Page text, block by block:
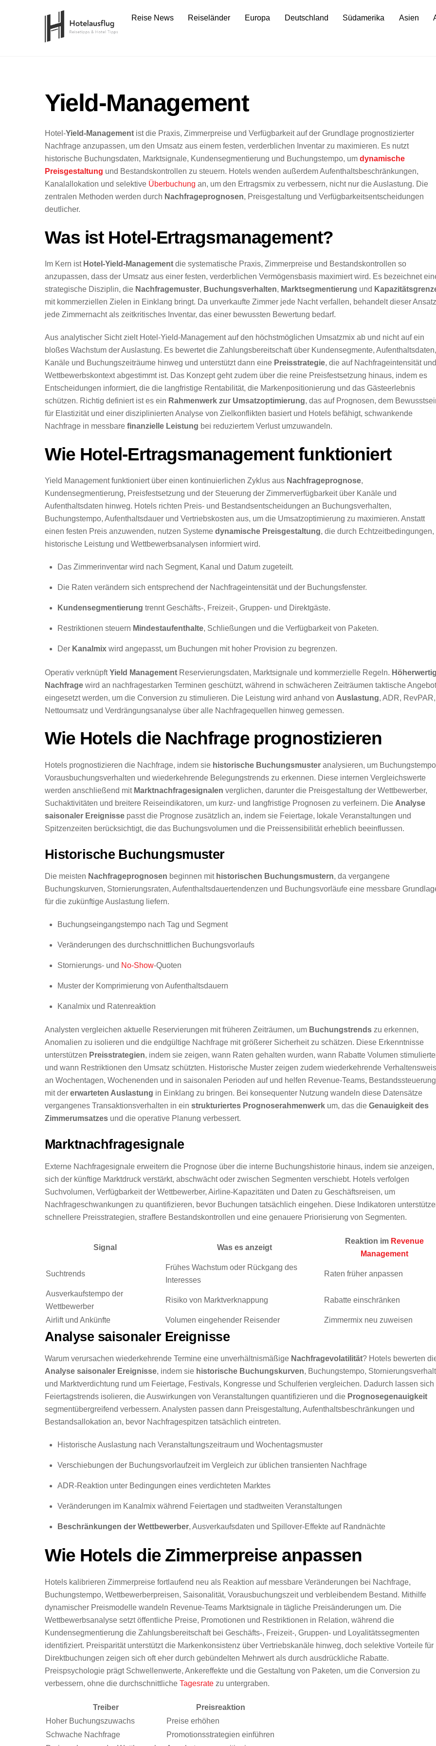
Reise News Reiseländer Europa Deutschland Südamerika Asien
Yield-Management
Hotel-Yield-Management ist die Praxis, Zimmerpreise und Verfügbarkeit auf der Grundlage prognostizierter
Nachfrage anzupassen, um den Umsatz aus einem festen, verderblichen Inventar zu maximieren. Es nutzt
historische Buchungsdaten, Marktsignale, Kundensegmentierung und Buchungstempo, um dynamische
Preisgestaltung und Bestandskontrollen zu steuern. Hotels wenden außerdem Aufenthaltsbeschränkungen,
Kanalallokation und selektive Überbuchung an, um den Ertragsmix zu verbessern, nicht nur die Auslastung. Die
zentralen Methoden werden durch Nachfrageprognosen, Preisgestaltung und Verfügbarkeitsentscheidungen
deutlicher.
Was ist Hotel-Ertragsmanagement?
Im Kern ist Hotel-Yield-Management die systematische Praxis, Zimmerpreise und Bestandskontrollen so
anzupassen, dass der Umsatz aus einer festen, verderblichen Vermögensbasis maximiert wird. Es bezeichnet
strategische Disziplin, die Nachfragemuster, Buchungsverhalten, Marktsegmentierung und
mit kommerziellen Zielen in Einklang bringt. Da unverkaufte Zimmer jede Nacht verfallen, behandelt dieser Ansatz
jede Zimmernacht als zeitkritisches Inventar, das einer bewussten Bewertung bedarf.
Aus analytischer Sicht zielt Hotel-Yield-Management auf den höchstmöglichen Umsatzmix ab und nicht auf ein
bloßes Wachstum der Auslastung. Es bewertet die Zahlungsbereitschaft über Kundensegmente, Aufenthaltsdaten,
Kanäle und Buchungszeiträume hinweg und unterstützt dann eine Preisstrategie, die auf Nachfrageintensität und
Wettbewerbskontext abgestimmt ist. Das Konzept geht zudem über die reine Preisfestsetzung hinaus, indem es
Entscheidungen informiert, die die langfristige Rentabilität, die Markenpositionierung und das Gästeerlebnis
schützen. Richtig definiert ist es ein Rahmenwerk zur Umsatzoptimierung, das auf Prognosen, dem
für Elastizität und einer disziplinierten Analyse von Zielkonflikten basiert und Hotels befähigt, schwankende
Nachfrage in messbare finanzielle Leistung bei reduziertem Verlust umzuwandeln.
Wie Hotel-Ertragsmanagement funktioniert
Yield Management funktioniert über einen kontinuierlichen Zyklus aus Nachfrageprognose,
Kundensegmentierung, Preisfestsetzung und der Steuerung der Zimmerverfügbarkeit über Kanäle und
Aufenthaltsdaten hinweg. Hotels richten Preis- und Bestandsentscheidungen an Buchungsverhalten,
Buchungstempo, Aufenthaltsdauer und Vertriebskosten aus, um die Umsatzoptimierung zu maximieren. Anstatt
einen festen Preis anzuwenden, nutzen Systeme dynamische Preisgestaltung, die durch Echtzeitbedingungen,
historische Leistung und Wettbewerbsanalysen informiert wird.
Das Zimmerinventar wird nach Segment, Kanal und Datum zugeteilt.
Die Raten verändern sich entsprechend der Nachfrageintensität und der Buchungsfenster.
Kundensegmentierung trennt Geschäfts-, Freizeit-, Gruppen- und Direktgäste.
Restriktionen steuern Mindestaufenthalte, Schließungen und die Verfügbarkeit von Paketen.
Der Kanalmixwird angepasst, um Buchungen mit hoher Provision zu begrenzen.
Operativ verknüpftYield Management Reservierungsdaten, Marktsignale und kommerzielle Regeln.
Nachfrage wird an nachfragestarken Terminen geschützt, während in schwächeren Zeiträumen taktische
eingesetzt werden, um die Conversion zu stimulieren. Die Leistung wird anhand von Auslastung, ADR, RevPAR,
Nettoumsatz und Verdrängungsanalyse über alle Nachfragequellen hinweg gemessen.
Wie Hotels die Nachfrage prognostizieren
Hotels prognostizieren die Nachfrage, indem sie historische Buchungsmuster analysieren, um
Vorausbuchungsverhalten und wiederkehrende Belegungstrends zu erkennen. Diese internen Vergleichswerte
werden anschließend mit Marktnachfragesignalen verglichen, darunter die Preisgestaltung der Wettbewerber,
Suchaktivitäten und breitere Reiseindikatoren, um kurz- und langfristige Prognosen zu verfeinern. Die Analyse
saisonaler Ereignisse passt die Prognose zusätzlich an, indem sie Feiertage, lokale Veranstaltungen und
Spitzenzeiten berücksichtigt, die das Buchungsvolumen und die Preissensibilität erheblich beeinflussen.
Historische Buchungsmuster
Die meisten Nachfrageprognosen beginnen mit historischen Buchungsmustern, da vergangene
Buchungskurven, Stornierungsraten, Aufenthaltsdauertendenzen und Buchungsvorläufe eine messbare
für die zukünftige Auslastung liefern.
Buchungseingangstempo nach Tag und Segment
Veränderungen des durchschnittlichen Buchungsvorlaufs
Stornierungs- und No-Show-Quoten
Muster der Komprimierung von Aufenthaltsdauern
Kanalmix und Ratenreaktion
Analysten vergleichen aktuelle Reservierungen mit früheren Zeiträumen, um Buchungstrends zu erkennen,
Anomalien zu isolieren und die endgültige Nachfrage mit größerer Sicherheit zu schätzen. Diese Erkenntnisse
unterstützen Preisstrategien, indem sie zeigen, wann Raten gehalten wurden, wann Rabatte Volumen
und wann Restriktionen den Umsatz schützten. Historische Muster zeigen zudem wiederkehrende
an Wochentagen, Wochenenden und in saisonalen Perioden auf und helfen Revenue-Teams,
mit der erwarteten Auslastung in Einklang zu bringen. Bei konsequenter Nutzung wandeln diese Datensätze
vergangenes Transaktionsverhalten in ein strukturiertes Prognoserahmenwerk um, das die Genauigkeit des
Zimmerumsatzes und die operative Planung verbessert.
Marktnachfragesignale
Externe Nachfragesignale erweitern die Prognose über die interne Buchungshistorie hinaus, indem sie anzeigen,
sich der künftige Marktdruck verstärkt, abschwächt oder zwischen Segmenten verschiebt. Hotels verfolgen
Suchvolumen, Verfügbarkeit der Wettbewerber, Airline-Kapazitäten und Daten zu Geschäftsreisen, um
Nachfrageschwankungen zu quantifizieren, bevor Buchungen tatsächlich eingehen. Diese Indikatoren
schnellere Preisstrategien, straffere Bestandskontrollen und eine genauere Priorisierung von Segmenten.
Signal Was es anzeigt
Reaktion im Revenue
Management
Suchtrends
Frühes Wachstum oder Rückgang des
Interesses
Raten früher anpassen
Ausverkaufstempo der
Wettbewerber
Risiko von Marktverknappung Rabatte einschränken
Airlift und Ankünfte Volumen eingehender Reisender Zimmermix neu zuweisen
Analyse saisonaler Ereignisse
Warum verursachen wiederkehrende Termine eine unverhältnismäßige Nachfragevolatilität? Hotels bewerten
Analyse saisonaler Ereignisse, indem sie historische Buchungskurven, Buchungstempo,
und Marktverdichtung rund um Feiertage, Festivals, Kongresse und Schulferien vergleichen. Dadurch lassen sich
Feiertagstrends isolieren, die Auswirkungen von Veranstaltungen quantifizieren und die Prognosegenauigkeit
segmentübergreifend verbessern. Analysten passen dann Preisgestaltung, Aufenthaltsbeschränkungen und
Bestandsallokation an, bevor Nachfragespitzen tatsächlich eintreten.
Historische Auslastung nach Veranstaltungszeitraum und Wochentagsmuster
Verschiebungen der Buchungsvorlaufzeit im Vergleich zur üblichen transienten Nachfrage
ADR-Reaktion unter Bedingungen eines verdichteten Marktes
Veränderungen im Kanalmix während Feiertagen und stadtweiten Veranstaltungen
Beschränkungen der Wettbewerber, Ausverkaufsdaten und Spillover-Effekte auf Randnächte
Wie Hotels die Zimmerpreise anpassen
Hotels kalibrieren Zimmerpreise fortlaufend neu als Reaktion auf messbare Veränderungen bei Nachfrage,
Buchungstempo, Wettbewerberpreisen, Saisonalität, Vorausbuchungszeit und verbleibendem Bestand. Mithilfe
dynamischer Preismodelle wandeln Revenue-Teams Marktsignale in tägliche Preisänderungen um. Die
Wettbewerbsanalyse setzt öffentliche Preise, Promotionen und Restriktionen in Relation, während die
Kundensegmentierung die Zahlungsbereitschaft bei Geschäfts-, Freizeit-, Gruppen- und Loyalitätssegmenten
identifiziert. Preisparität unterstützt die Markenkonsistenz über Vertriebskanäle hinweg, doch selektive Vorteile für
Direktbuchungen zeigen sich oft eher durch gebündelten Mehrwert als durch ausdrückliche Rabatte.
Preispsychologie prägt Schwellenwerte, Ankereffekte und die Gestaltung von Paketen, um die Conversion zu
verbessern, ohne die durchschnittliche Tagesrate zu untergraben.
Treiber
Preisreaktion
Hoher Buchungszuwachs
Preise erhöhen
Schwache Nachfrage
Promotionsstrategien einführen